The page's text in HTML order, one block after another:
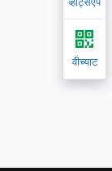
वीच्याट